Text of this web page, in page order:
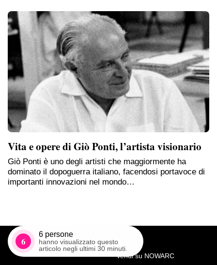
Vita e opere di Giò Ponti, l’artista visionario
Giò Ponti è uno degli artisti che maggiormente ha
dominato il dopoguerra italiano, facendosi portavoce di
importanti innovazioni nel mondo…
6
6 persone
hanno visualizzato questo
articolo negli ultimi 30 minuti.
Vendi su NOWARC